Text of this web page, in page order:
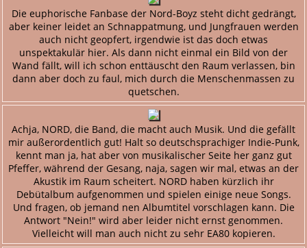
Die euphorische Fanbase der Nord-Boyz steht dicht gedrängt,
aber keiner leidet an Schnappatmung, und Jungfrauen werden
auch nicht geopfert, irgendwie ist das doch etwas
unspektakulär hier. Als dann nicht einmal ein Bild von der
Wand fällt, will ich schon enttäuscht den Raum verlassen, bin
dann aber doch zu faul, mich durch die Menschenmassen zu
quetschen.
Achja, NORD, die Band, die macht auch Musik. Und die gefällt
mir außerordentlich gut! Halt so deutschsprachiger Indie-Punk,
kennt man ja, hat aber von musikalischer Seite her ganz gut
Pfeffer, während der Gesang, naja, sagen wir mal, etwas an der
Akustik im Raum scheitert. NORD haben kürzlich ihr
Debütalbum aufgenommen und spielen einige neue Songs.
Und fragen, ob jemand nen Albumtitel vorschlagen kann. Die
Antwort "Nein!" wird aber leider nicht ernst genommen.
Vielleicht will man auch nicht zu sehr EA80 kopieren.